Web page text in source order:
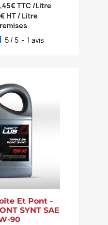
TTC /Litre
HT / Litre
5 / 5 - 1 avis
Et Pont -
SYNT SAE
90